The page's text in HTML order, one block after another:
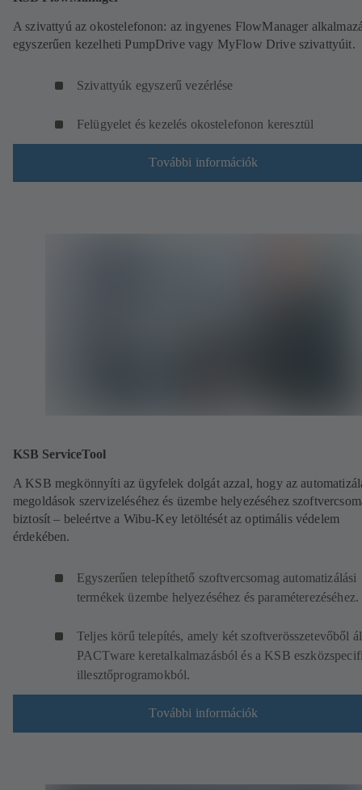
A szivattyú az okostelefonon: az ingyenes FlowManager
egyszerűen kezelheti PumpDrive vagy MyFlow Drive szivattyúit.
Szivattyúk egyszerű vezérlése
Felügyelet és kezelés okostelefonon keresztül
További információk
KSB ServiceTool
A KSB megkönnyíti az ügyfelek dolgát azzal, hogy az
megoldások szervizeléséhez és üzembe helyezéséhez
biztosít – beleértve a Wibu-Key letöltését az optimális védelem
érdekében.
Egyszerűen telepíthető szoftvercsomag automatizálási
termékek üzembe helyezéséhez és paraméterezéséhez.
Teljes körű telepítés, amely két szoftverösszetevőből
PACTware keretalkalmazásból és a KSB
illesztőprogramokból.
További információk